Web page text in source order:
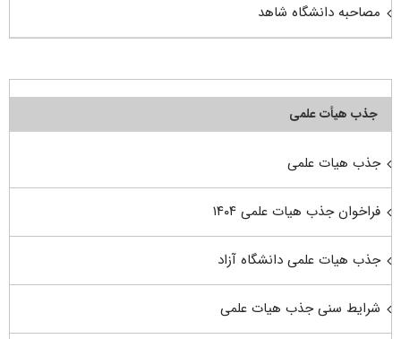
مصاحبه دانشگاه شاهد
جذب هیأت علمی
جذب هیات علمی
فراخوان جذب هیات علمی ۱۴۰۴
جذب هیات علمی دانشگاه آزاد
شرایط سنی جذب هیات علمی